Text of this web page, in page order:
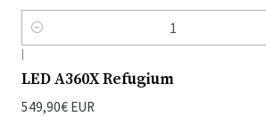
Quantidade
|
LED A360X Refugium
549,90€ EUR